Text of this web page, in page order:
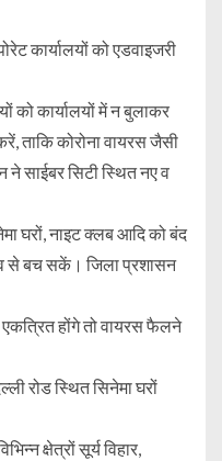
कार्यालयों को एडवाइजरी
को कार्यालयों में न बुलाकर
ताकि कोरोना वायरस जैसी
साईबर सिटी स्थित नए व
घरों, नाइट क्लब आदि को बंद
से बच सकें। जिला प्रशासन
होंगे तो वायरस फैलने
रोड स्थित सिनेमा घरों
क्षेत्रों सूर्य विहार,